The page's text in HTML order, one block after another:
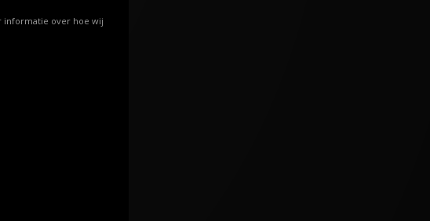
informatie over hoe wij